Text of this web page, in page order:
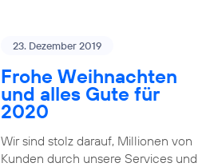
23. Dezember 2019
Frohe Weihnachten
und alles Gute für
2020
Wir sind stolz darauf, Millionen von
Kunden durch unsere Services und